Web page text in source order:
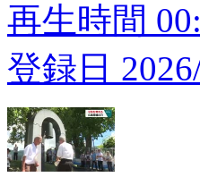
再生時間
登録日